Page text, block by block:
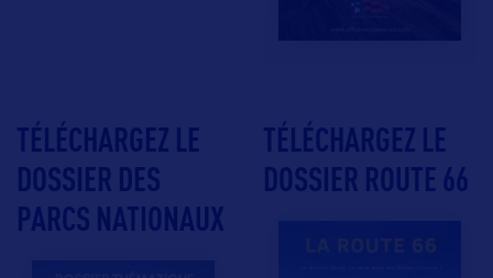
TÉLÉCHARGEZ LE
DOSSIER DES
PARCS NATIONAUX
TÉLÉCHARGEZ LE
DOSSIER ROUTE 66